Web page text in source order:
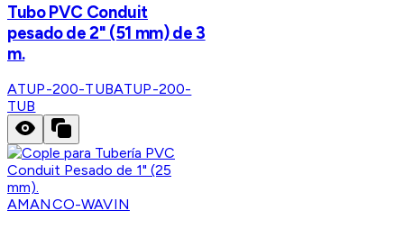
Tubo PVC Conduit
pesado de 2" (51 mm) de 3
m.
ATUP-200-TUBATUP-200-
TUB
AMANCO-WAVIN